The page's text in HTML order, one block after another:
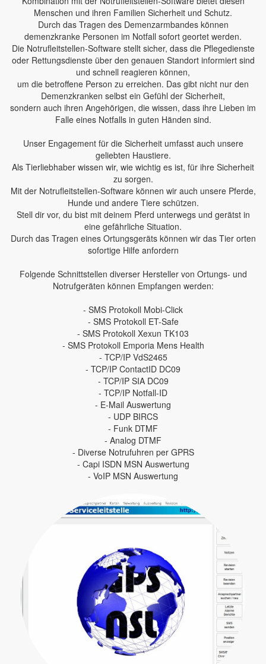
Menschen und ihren Familien Sicherheit und Schutz.
Durch das Tragen des Demenzarmbandes können
demenzkranke Personen im Notfall sofort geortet werden.
Die Notrufleitstellen-Software stellt sicher, dass die Pflegedienste
oder Rettungsdienste über den genauen Standort informiert sind
und schnell reagieren können,
um die betroffene Person zu erreichen. Das gibt nicht nur den
Demenzkranken selbst ein Gefühl der Sicherheit,
sondern auch ihren Angehörigen, die wissen, dass ihre Lieben im
Falle eines Notfalls in guten Händen sind.
Unser Engagement für die Sicherheit umfasst auch unsere
geliebten Haustiere.
Als Tierliebhaber wissen wir, wie wichtig es ist, für ihre Sicherheit
zu sorgen.
Mit der Notrufleitstellen-Software können wir auch unsere Pferde,
Hunde und andere Tiere schützen.
Stell dir vor, du bist mit deinem Pferd unterwegs und gerätst in
eine gefährliche Situation.
Durch das Tragen eines Ortungsgeräts können wir das Tier orten
sofortige Hilfe anfordern
Folgende Schnittstellen diverser Hersteller von Ortungs- und
Notrufgeräten können Empfangen werden:
- SMS Protokoll Mobi-Click
- SMS Protokoll ET-Safe
- SMS Protokoll Xexun TK103
- SMS Protokoll Emporia Mens Health
- TCP/IP VdS2465
- TCP/IP ContactID DC09
- TCP/IP SIA DC09
- TCP/IP Notfall-ID
- E-Mail Auswertung
- UDP BIRCS
- Funk DTMF
- Analog DTMF
- Diverse Notrufuhren per GPRS
- Capi ISDN MSN Auswertung
- VoIP MSN Auswertung